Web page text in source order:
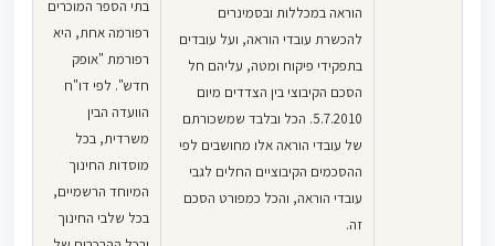
הוראה במכללות ובסמינרים
להכשרת עובדי הוראה, ועל עובדים
בתפקידי פיקוח ומטה, עליהם חל
הסכם הקיבוצי בין הצדדים מיום
5.7.2010. הכל ובלבד שמשכורתם
של עובדי הוראה אלו מחושבים לפי
ההסכמים הקיבוציים החלים לגבי
עובדי הוראה, והכל כמפורט הסכם
זה.
בתי הספר המוכרים
רפורמה אחת, היא
רפורמת "אופק
חדש". לפי דו"ח
הוועדה הבין
משרדית, בכל
מוסדות החינוך
המיוחד הרשמיים,
בכל שלבי החינוך